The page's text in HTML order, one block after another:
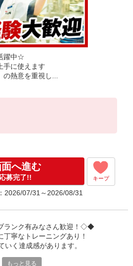
躍中☆
手に使えます
熱意を重視し...
％UP（深夜割増有）
へ進む
募完了!! キープ
2026/07/31～2026/08/31
ランク有みなさん歓迎！◇◆
寧なトレーニングあり！
いく達成感があります。
もっと見る